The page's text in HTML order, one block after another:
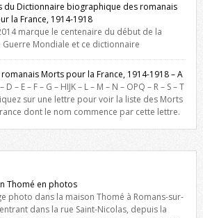
du Dictionnaire biographique des romanais
la France, 1914-1918
marque le centenaire du début de la
Guerre Mondiale et ce dictionnaire
hommage aux romanais Morts pour la
La base de cette recherche historique est
sur les plaques commémoratives de
du Dauphiné et du lycée Triboulet, […]
Morts pour la France, 1914-1918 – A
D – E – F – G – HIJK – L – M – N – OPQ – R – S – T
sur une lettre pour voir la liste des Morts
dont le nom commence par cette lettre.
Thomé en photos
photo dans la maison Thomé à Romans-sur-
dans la rue Saint-Nicolas, depuis la